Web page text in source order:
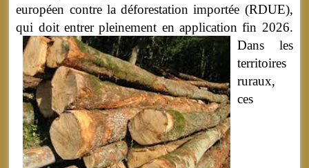
européen contre la déforestation importée (RDUE),
qui doit entrer pleinement en application fin 2026.
Dans les
territoires
ruraux,
ces